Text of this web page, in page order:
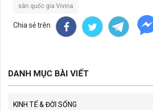
sàn quốc gia Vivina
Chia sẻ trên
DANH MỤC BÀI VIẾT
KINH TẾ & ĐỜI SỐNG